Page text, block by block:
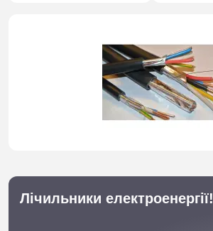
Лічильники електроенергії!